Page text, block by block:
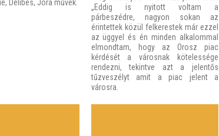
Délibes, Jora művek.
„Eddig is nyitott voltam a
párbeszédre, nagyon sokan az
érintettek közül felkerestek már ezzel
az üggyel és én minden alkalommal
elmondtam, hogy az Orosz piac
kérdését a városnak kötelessége
rendezni, tekintve azt a jelentős
tűzveszélyt amit a piac jelent a
városra.